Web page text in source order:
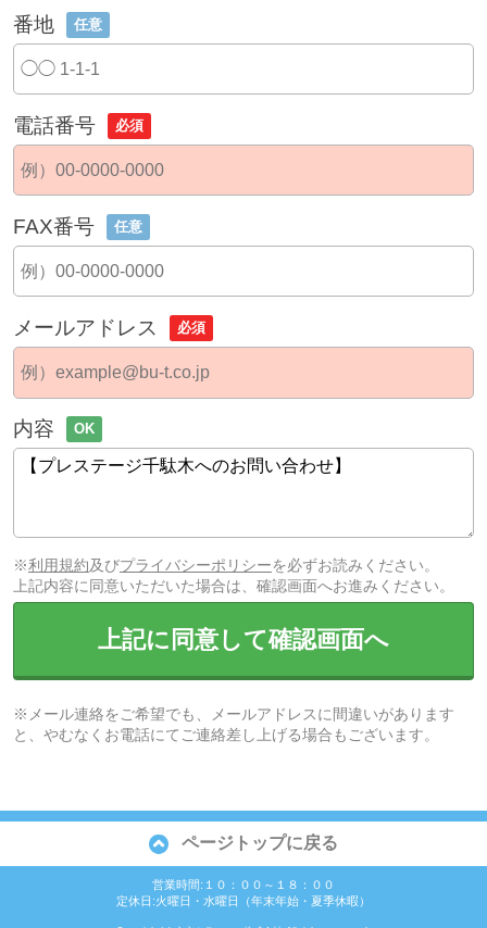
番地 任意
電話番号 必須
FAX番号 任意
メールアドレス 必須
内容 OK
※利用規約及びプライバシーポリシーを必ずお読みください。
上記内容に同意いただいた場合は、確認画面へお進みください。
上記に同意して確認画面へ
※メール連絡をご希望でも、メールアドレスに間違いがあります
と、やむなくお電話にてご連絡差し上げる場合もございます。
ページトップに戻る
営業時間:１０：００～１８：００
定休日:火曜日・水曜日（年末年始・夏季休暇）